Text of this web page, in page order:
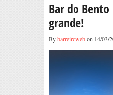
Bar do
grande!
Bybarreirowebon 14/03/